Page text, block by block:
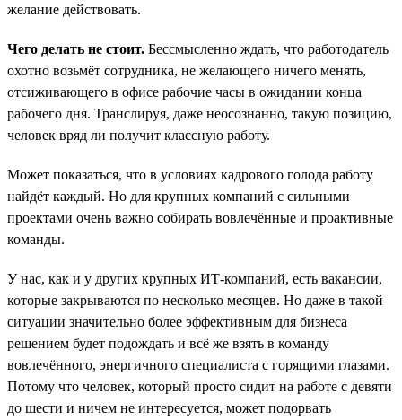
желание действовать.
Чего делать не стоит. Бессмысленно ждать, что работодатель
охотно возьмёт сотрудника, не желающего ничего менять,
отсиживающего в офисе рабочие часы в ожидании конца
рабочего дня. Транслируя, даже неосознанно, такую позицию,
человек вряд ли получит классную работу.
Может показаться, что в условиях кадрового голода работу
найдёт каждый. Но для крупных компаний с сильными
проектами очень важно собирать вовлечённые и проактивные
команды.
У нас, как и у других крупных ИТ-компаний, есть вакансии,
которые закрываются по несколько месяцев. Но даже в такой
ситуации значительно более эффективным для бизнеса
решением будет подождать и всё же взять в команду
вовлечённого, энергичного специалиста с горящими глазами.
Потому что человек, который просто сидит на работе с девяти
до шести и ничем не интересуется, может подорвать